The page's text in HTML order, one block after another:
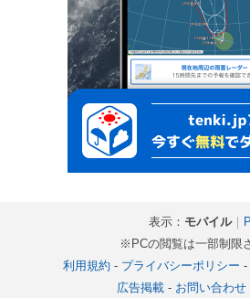
表示： モバイル｜
※PCの閲覧は一部制限
利用規約 - プライバシーポリシー -
広告掲載- お問い合わせ